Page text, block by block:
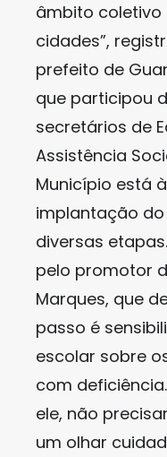
âmbito coletivo
cidades”,
prefeito de
que participou
secretários de
Assistência
Município está
implantação
diversas
pelo promotor
Marques, que
passo é
escolar sobre
com
ele, não
um olhar